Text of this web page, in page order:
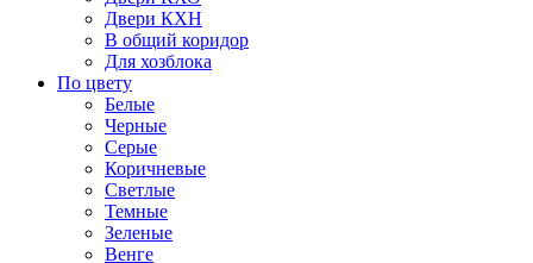
Двери КХН
В общий коридор
Для хозблока
По цвету
Белые
Черные
Серые
Коричневые
Светлые
Темные
Зеленые
Венге